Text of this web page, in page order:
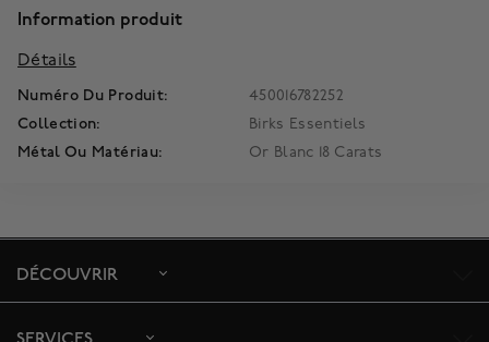
Information produit
Détails
Numéro Du Produit:
450016782252
Collection:
Birks Essentiels
Métal Ou Matériau:
Or Blanc 18 Carats
DÉCOUVRIR